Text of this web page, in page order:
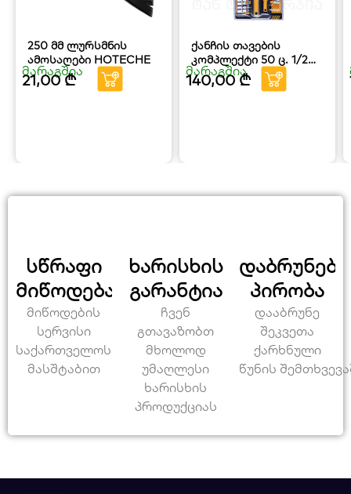
250 მმ ლურსმნის
ამოსაღები HOTECHE
მარაგშია
21,00₾
ქანჩის თავების
კომპლექტი 50 ც. 1/2
და 1/4 დიუმიანი
HOTECHE
მარაგშია
140,00₾
სწრაფი
მიწოდება
მიწოდების
სერვისი
საქართველოს
მასშტაბით
ხარისხის
გარანტია
ჩვენ
გთავაზობთ
მხოლოდ
უმაღლესი
ხარისხის
პროდუქციას
პირობა
დააბრუნე
შეკვეთა
ქარხნული
წუნის